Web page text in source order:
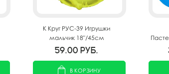
K Круг РУС-39 Игрушки
мальчик 18"/45см
59.00 руб.
В КОРЗИНУ